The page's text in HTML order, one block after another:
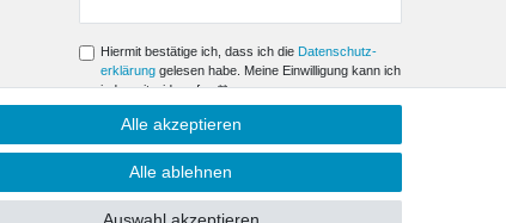
Hiermit bestätige ich, dass ich die Daten­schutz­
erklärunggelesen habe. Meine Einwilligung kann ich
jederzeit widerrufen.**
Abonnieren
Alle akzeptieren
Alle ablehnen